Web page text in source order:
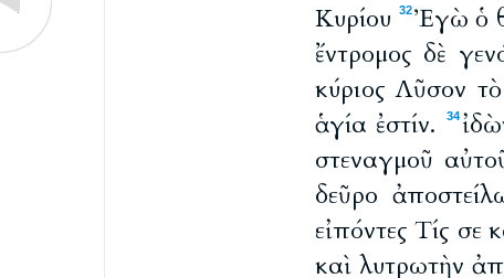
Κυρίου
32Ἐγὼ ὁ
ἔντρομος δὲ
κύριος Λῦσον
ἁγία ἐστίν.
34
στεναγμοῦ
δεῦρο
εἰπόντες Τίς σε
καὶ λυτρωτὴν